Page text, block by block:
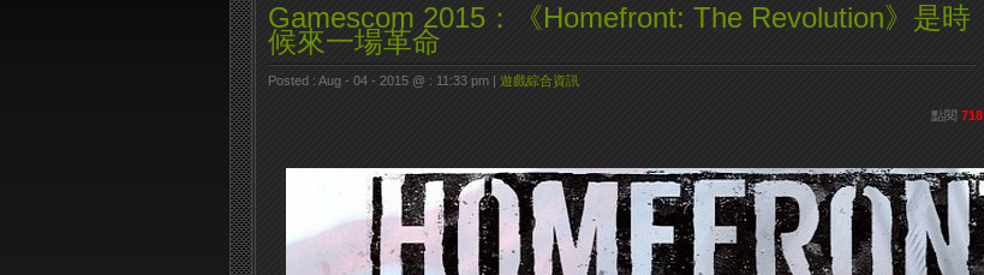
Gamescom 2015：《Homefront: The Revolution》是時
候來一場革命
Posted : Aug - 04 - 2015 @ : 11:33 pm | 遊戲綜合資訊
點閱 718